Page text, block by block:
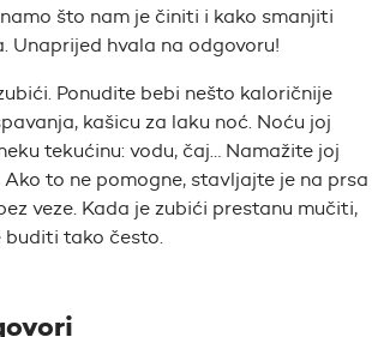
što nam je činiti i kako smanjiti
Unaprijed hvala na odgovoru!
Ponudite bebi nešto kaloričnije
kašicu za laku noć. Noću joj
tekućinu: vodu, čaj… Namažite joj
Ako to ne pomogne, stavljajte je na prsa
veze. Kada je zubići prestanu mučiti,
tako često.